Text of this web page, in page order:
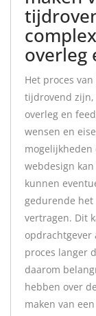
overleg
Het proces
tijdrovend zijn,
overleg en
wensen en
mogelijkheden
webdesign
kunnen
gedurende het
vertragen. Dit
opdrachtgever
proces langer
daarom
hebben over
maken van